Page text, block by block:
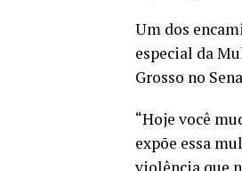
Um dos
especial da
Grosso no
“Hoje você
expõe essa